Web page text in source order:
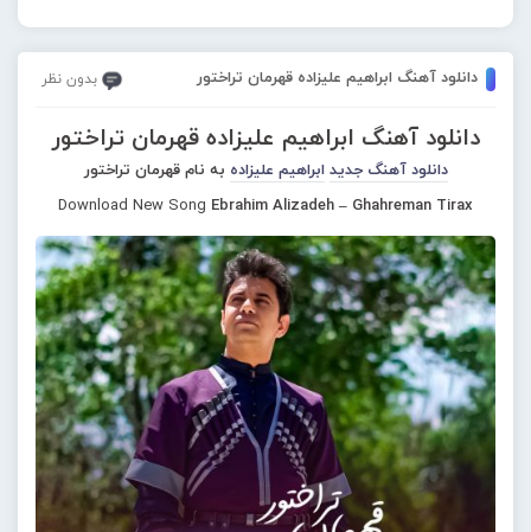
دانلود آهنگ ابراهیم علیزاده قهرمان تراختور بدون نظر
دانلود آهنگ ابراهیم علیزاده قهرمان تراختور
دانلود آهنگ جدید ابراهیم علیزاده به نام قهرمان تراختور
Download New Song Ebrahim Alizadeh – Ghahreman Tirax